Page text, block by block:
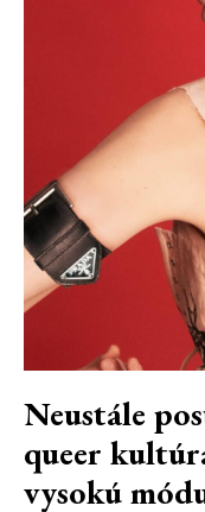
Neustále
queer
vysokú